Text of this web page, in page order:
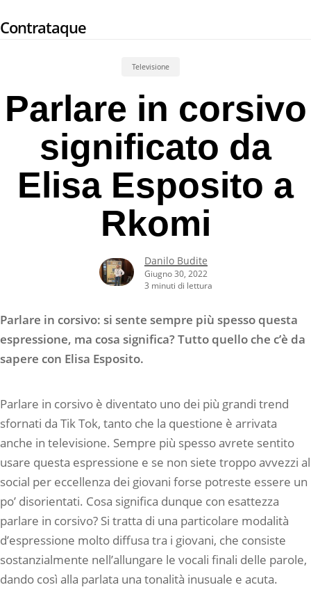
to
Contrataque
Televisione
Parlare in corsivo
significato da
Elisa Esposito a
Rkomi
Danilo Budite
Giugno 30, 2022
3 minuti di lettura
Parlare in corsivo: si sente sempre più spesso questa
espressione, ma cosa significa? Tutto quello che c’è da
sapere con Elisa Esposito.
Parlare in corsivo è diventato uno dei più grandi trend
sfornati da Tik Tok, tanto che la questione è arrivata
anche in televisione. Sempre più spesso avrete sentito
usare questa espressione e se non siete troppo avvezzi al
social per eccellenza dei giovani forse potreste essere un
po’ disorientati. Cosa significa dunque con esattezza
parlare in corsivo? Si tratta di una particolare modalità
d’espressione molto diffusa tra i giovani, che consiste
sostanzialmente nell’allungare le vocali finali delle parole,
dando così alla parlata una tonalità inusuale e acuta.